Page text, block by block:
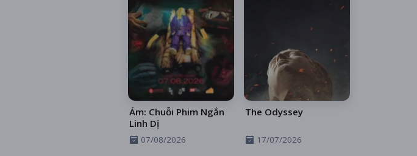
Ám: Chuỗi Phim Ngắn
Linh Dị
07/08/2026
The Odyssey
17/07/2026